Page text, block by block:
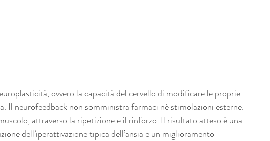
ovvero la capacità del cervello di modificare le proprie
Il neurofeedback non somministra farmaci né stimolazioni esterne.
attraverso la ripetizione e il rinforzo. Il risultato atteso è una
dell’iperattivazione tipica dell’ansia e un miglioramento